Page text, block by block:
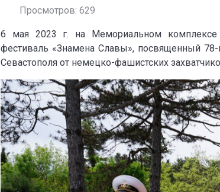
Просмотров: 629
6 мая 2023 г. на Мемориальном комплексе
фестиваль «Знамена Славы», посвященный
Севастополя от немецко-фашистских